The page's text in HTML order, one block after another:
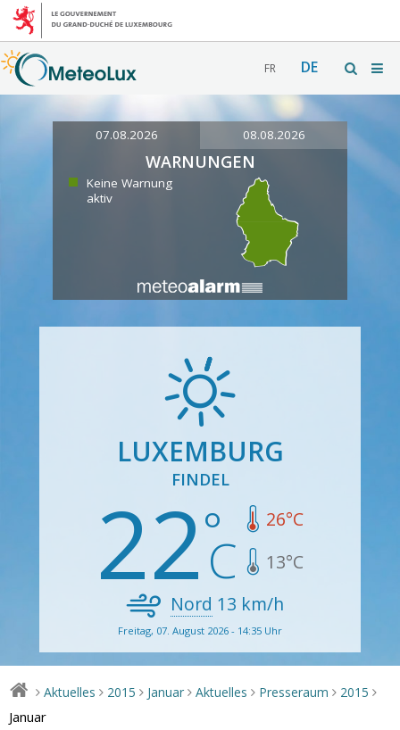
FR DE
07.08.2026 08.08.2026
WARNUNGEN
Keine Warnung
aktiv
LUXEMBURG
FINDEL
22 26°C
13°C
Nord 13 km/h
Freitag, 07. August 2026 - 14:35 Uhr
> Aktuelles > 2015 > Januar > Aktuelles > Presseraum > 2015 >
Januar